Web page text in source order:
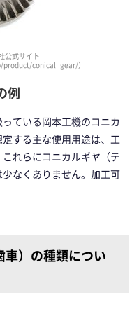
公式サイト
conical_gear/）
例
ている岡本工機のコニカ
する主な使用用途は、工
れらにコニカルギヤ（テ
なくありません。加工可
車）の種類につい